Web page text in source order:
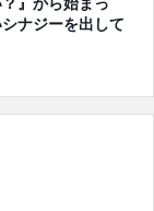
ナジーを出して